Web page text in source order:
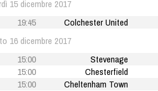
15 dicembre 2017
19:45
Colchester United
16 dicembre 2017
15:00
Stevenage
15:00
Chesterfield
15:00
Cheltenham Town